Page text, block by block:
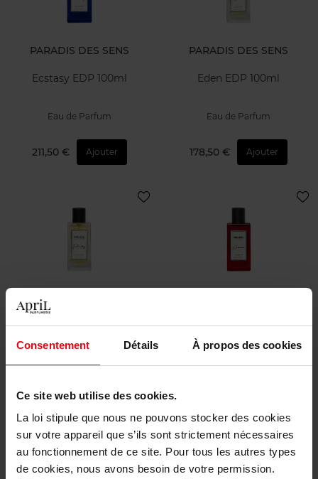
Consentement Détails À propos des cookies
Ce site web utilise des cookies.
La loi stipule que nous ne pouvons stocker des cookies
sur votre appareil que s’ils sont strictement nécessaires
au fonctionnement de ce site. Pour tous les autres types
de cookies, nous avons besoin de votre permission.
PARADIS DES SENS
Ecstasy EDP 100ml
Eau de Parfum
211,50 € Ajouter
PARADIS DES SENS
Eden EDP 100ml
Eau de Parfum
178,50 € Ajouter
PARADIS DES SENS
Felicity EDP 100ml
Eau de Parfum
178,50 € Ajouter
Nirvana EDP 100ml
Eau de Parfum